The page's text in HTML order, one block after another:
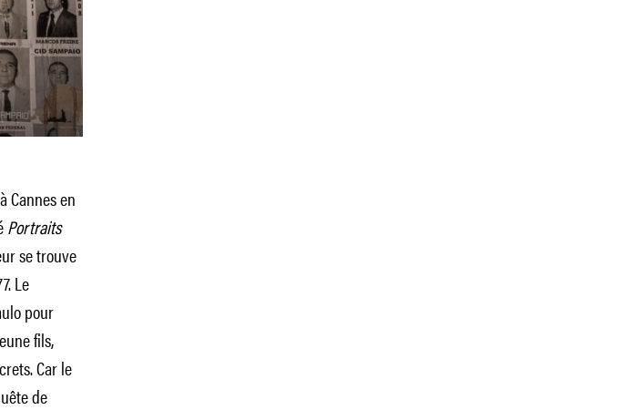
Cannes en
Portraits
se trouve
Le
pour
fils,
Car le
de